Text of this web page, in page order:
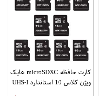
کارت حافظه microSDXC هایک
ویژن کلاس 10 استاندارد UHS-I
U1 سرعت 80MBps ظرفیت 16